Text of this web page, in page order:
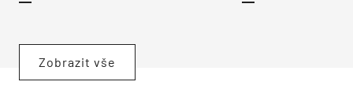
Zobrazit vše